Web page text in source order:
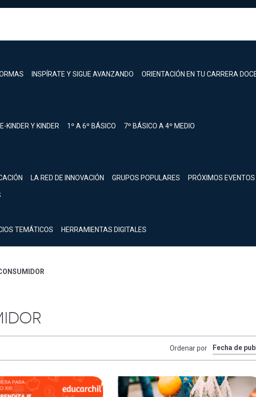
INSPÍRATE Y SIGUE AVANZANDO ORIENTACIÓN EN TU CARRERA
KINDER Y KINDER 1º A 6º BÁSICO 7º BÁSICO A 4º MEDIO
LA RED DE INNOVACIÓN GRUPOS POPULARES PRÓXIMOS EVENTOS
TEMÁTICOS HERRAMIENTAS DIGITALES
Ordenar por
Inicia sesión.